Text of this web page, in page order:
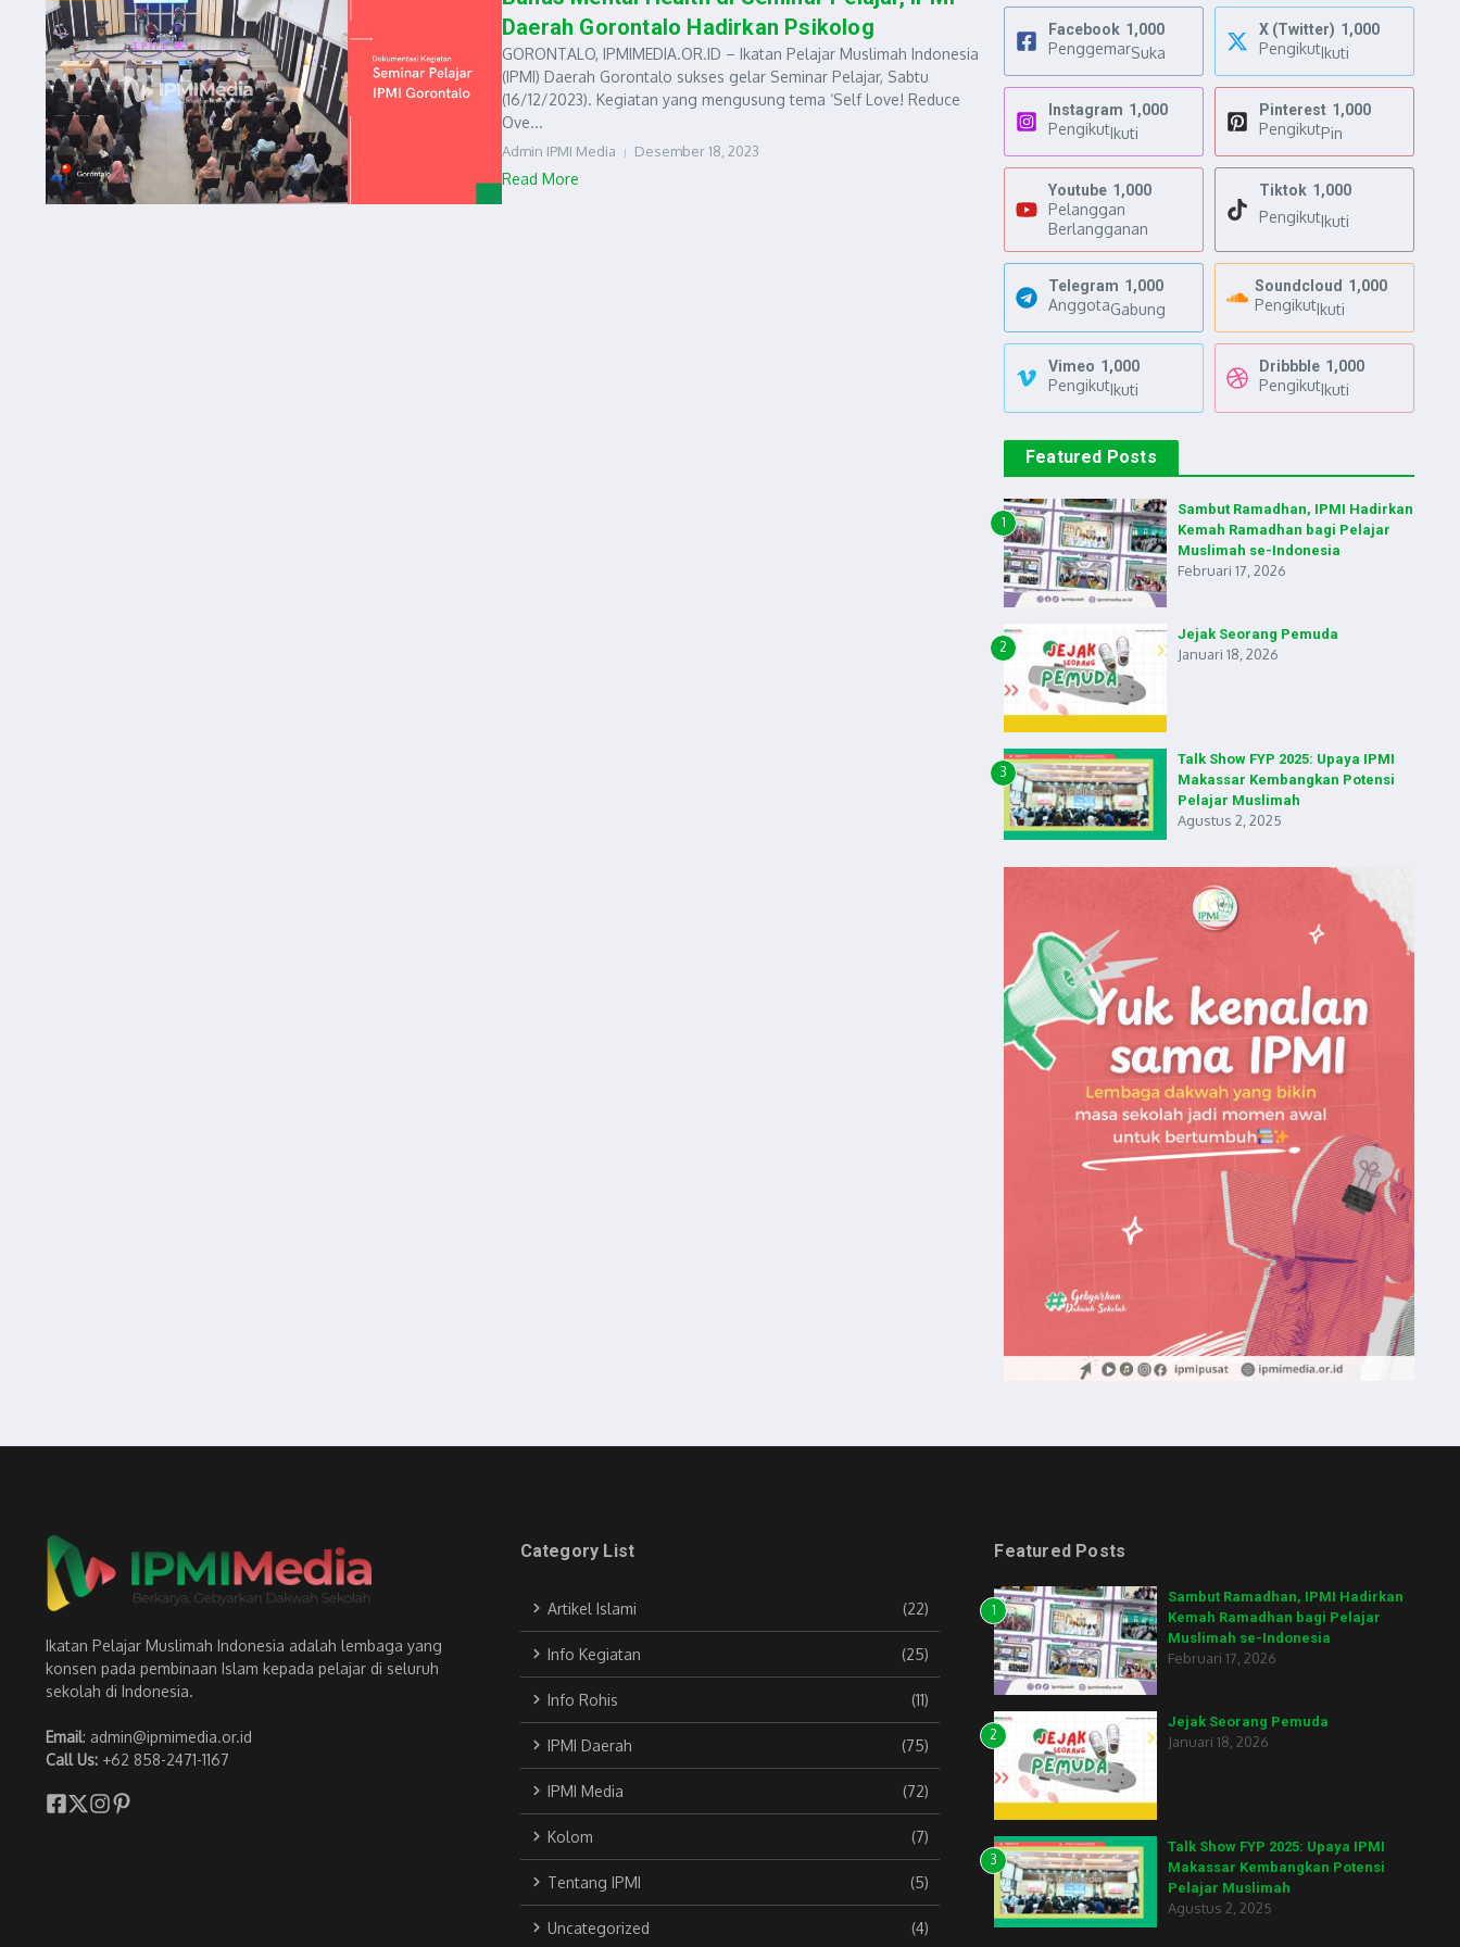
Daerah Gorontalo Hadirkan Psikolog
GORONTALO, IPMIMEDIA.OR.ID – Ikatan Pelajar Muslimah Indonesia
(IPMI) Daerah Gorontalo sukses gelar Seminar Pelajar, Sabtu
(16/12/2023). Kegiatan yang mengusung tema ‘Self Love! Reduce
Ove...
Admin IPMI Media Desember 18, 2023
Read More
Facebook 1,000
PenggemarSuka
X (Twitter) 1,000
PengikutIkuti
Instagram 1,000
PengikutIkuti
Pinterest 1,000
PengikutPin
Youtube 1,000
Pelanggan
Berlangganan
Tiktok 1,000
PengikutIkuti
Telegram 1,000
AnggotaGabung
Soundcloud 1,000
PengikutIkuti
Vimeo 1,000
PengikutIkuti
Dribbble 1,000
PengikutIkuti
Featured Posts
1
Sambut Ramadhan, IPMI Hadirkan
Kemah Ramadhan bagi Pelajar
Muslimah se-Indonesia
Februari 17, 2026
2
Jejak Seorang Pemuda
Januari 18, 2026
3
Talk Show FYP 2025: Upaya IPMI
Makassar Kembangkan Potensi
Pelajar Muslimah
Agustus 2, 2025
Ikatan Pelajar Muslimah Indonesia adalah lembaga yang
konsen pada pembinaan Islam kepada pelajar di seluruh
sekolah di Indonesia.
Email: admin@ipmimedia.or.id
Call Us: +62 858-2471-1167
Category List
Artikel Islami (22)
Info Kegiatan (25)
Info Rohis (11)
IPMI Daerah (75)
IPMI Media (72)
Kolom (7)
Tentang IPMI (5)
Uncategorized (4)
Featured Posts
1
Sambut Ramadhan, IPMI Hadirkan
Kemah Ramadhan bagi Pelajar
Muslimah se-Indonesia
Februari 17, 2026
2
Jejak Seorang Pemuda
Januari 18, 2026
3
Talk Show FYP 2025: Upaya IPMI
Makassar Kembangkan Potensi
Pelajar Muslimah
Agustus 2, 2025